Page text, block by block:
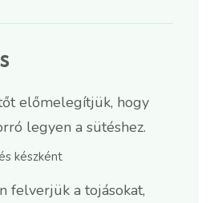
előmelegítjük, hogy
legyen a sütéshez.
készként
felverjük a tojásokat,